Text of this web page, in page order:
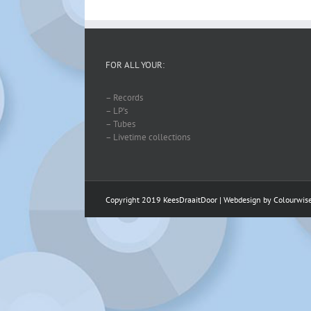
FOR ALL YOUR:
– Records
– LP’s
– Tubes
– Livetime collections
Copyright 2019 KeesDraaitDoor | Webdesign by